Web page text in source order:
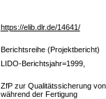
https://elib.dlr.de/14641/
Berichtsreihe (Projektbericht)
LIDO-Berichtsjahr=1999,
ZfP zur Qualitätssicherung
während der Fertigung